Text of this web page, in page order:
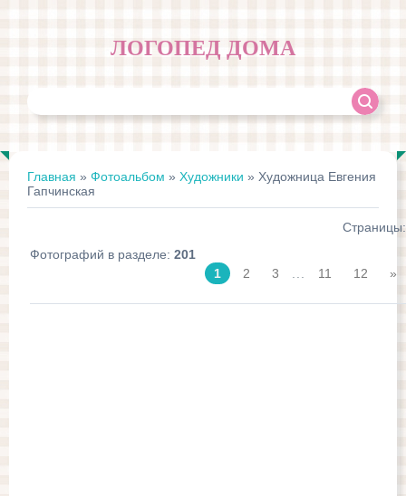
ЛОГОПЕД ДОМА
Главная » Фотоальбом » Художники » Художница Евгения
Гапчинская
Фотографий в разделе: 201
Страницы:
1 2 3 11 12 »